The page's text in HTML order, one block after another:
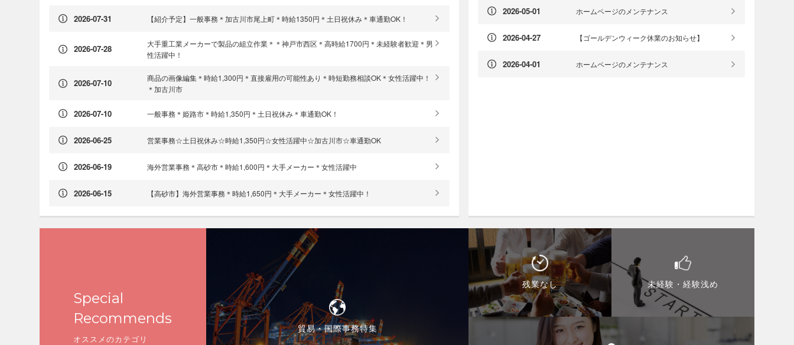
2026-07-31 【紹介予定】一般事務＊加古川市尾上町＊時給1350円＊土日祝休み＊車通勤OK！
2026-07-28
大手重工業メーカーで製品の組立作業＊＊神戸市西区＊高時給1700円＊未経験者歓迎＊男
性活躍中！
2026-07-10
商品の画像編集＊時給1,300円＊直接雇用の可能性あり＊時短勤務相談OK＊女性活躍中！
＊加古川市
2026-07-10 一般事務＊姫路市＊時給1,350円＊土日祝休み＊車通勤OK！
2026-06-25 営業事務☆土日祝休み☆時給1,350円☆女性活躍中☆加古川市☆車通勤OK
2026-06-19 海外営業事務＊高砂市＊時給1,600円＊大手メーカー＊女性活躍中
2026-06-15 【高砂市】海外営業事務＊時給1,650円＊大手メーカー＊女性活躍中！
2026-05-01 ホームページのメンテナンス
2026-04-27 【ゴールデンウィーク休業のお知らせ】
2026-04-01 ホームページのメンテナンス
Special
Recommends
オススメのカテゴリ
貿易・国際事務特集
残業なし 未経験・経験浅め